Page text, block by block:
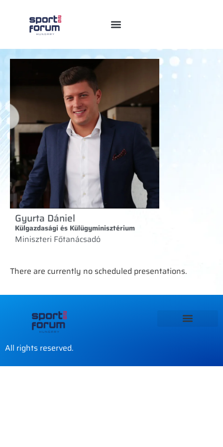
Gyurta Dániel
Külgazdasági és Külügyminisztérium
Miniszteri Főtanácsadó
There are currently no scheduled presentations.
All rights reserved.